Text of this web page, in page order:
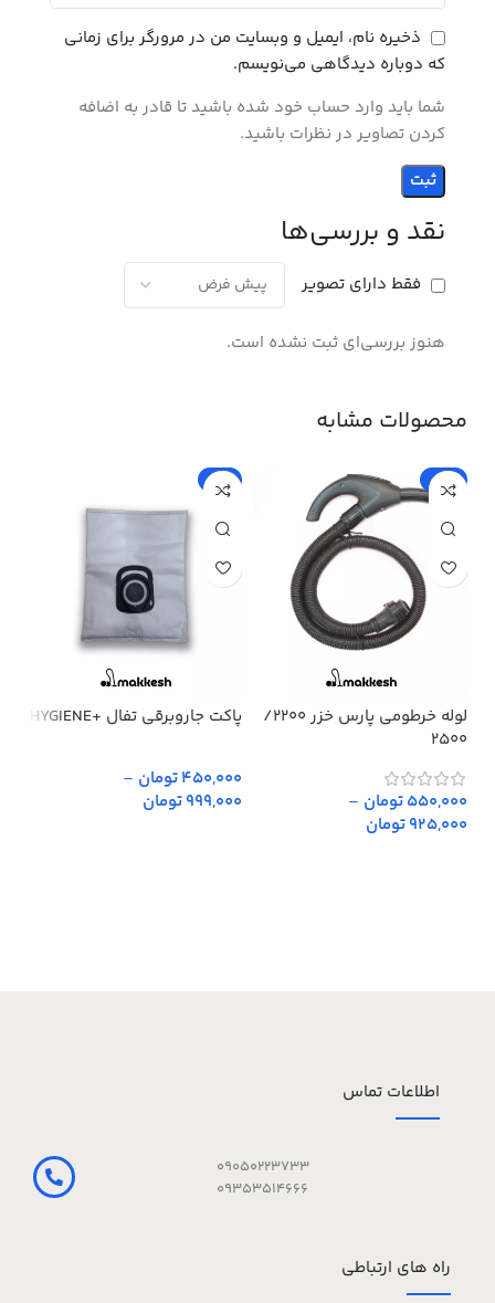
نقد و بررسی‌ها
فقط دارای تصویر
هنوز بررسی‌ای ثبت نشده است.
ذخیره نام، ایمیل و وبسایت من در مرورگر برای زمانی
که دوباره دیدگاهی می‌نویسم.
شما باید وارد حساب خود شده باشید تا قادر به اضافه
کردن تصاویر در نظرات باشید.
محصولات مشابه
-15%
لوله خرطومی پارس خزر 2200/
2500
550,000 تومان
–
925,000 تومان
-5%
پاکت جاروبرقی تفال +HYGIENE
450,000 تومان
–
999,000 تومان
اطلاعات تماس
09050223733
09353514666
راه های ارتباطی